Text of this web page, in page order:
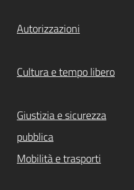
Autorizzazioni
Cultura e tempo libero
Giustizia e sicurezza
pubblica
Mobilità e trasporti